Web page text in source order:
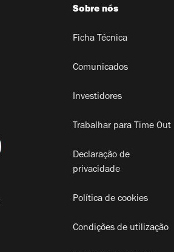
Sobre nós
Ficha Técnica
Comunicados
Investidores
Trabalhar para Time Out
Declaração de
privacidade
Política de cookies
Condições de utilização